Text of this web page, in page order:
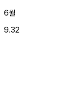
6월
9.32